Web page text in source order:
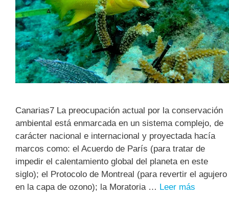
Canarias7 La preocupación actual por la conservación
ambiental está enmarcada en un sistema complejo, de
carácter nacional e internacional y proyectada hacía
marcos como: el Acuerdo de París (para tratar de
impedir el calentamiento global del planeta en este
siglo); el Protocolo de Montreal (para revertir el agujero
en la capa de ozono); la Moratoria … Leer más